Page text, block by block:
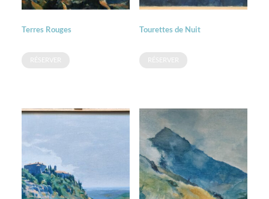
Terres Rouges Tourettes de Nuit